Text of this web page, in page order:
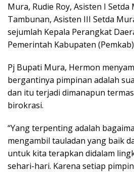
Mura, Rudie Roy, Asisten I Setda
Tambunan, Asisten III Setda
sejumlah Kepala Perangkat
Pemerintah Kabupaten
Pj Bupati Mura, Hermon
bergantinya pimpinan adalah
dan itu terjadi dimanapun
birokrasi.
“Yang terpenting adalah
mengambil tauladan yang baik
untuk kita terapkan didalam
sehari-hari. Karena setiap